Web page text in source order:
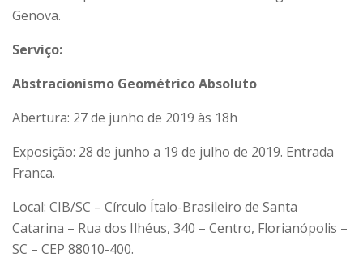
Genova.
Serviço:
Abstracionismo Geométrico Absoluto
Abertura: 27 de junho de 2019 às 18h
Exposição: 28 de junho a 19 de julho de 2019. Entrada
Franca.
Local: CIB/SC – Círculo Ítalo-Brasileiro de Santa
Catarina – Rua dos Ilhéus, 340 – Centro, Florianópolis –
SC – CEP 88010-400.